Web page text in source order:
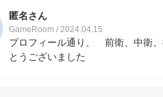
匿名さん
GameRoom / 2024.04.15
プロフィール通り、 前衛、中衛
とうございました